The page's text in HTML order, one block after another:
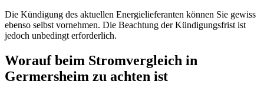
Die Kündigung des aktuellen Energielieferanten können Sie gewiss
ebenso selbst vornehmen. Die Beachtung der Kündigungsfrist ist
jedoch unbedingt erforderlich.
Worauf beim Stromvergleich in
Germersheim zu achten ist